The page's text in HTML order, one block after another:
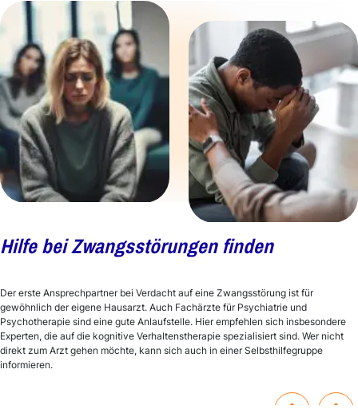
Hilfe bei Zwangsstörungen finden
Der erste Ansprechpartner bei Verdacht auf eine Zwangsstörung ist für
gewöhnlich der eigene Hausarzt. Auch Fachärzte für Psychiatrie und
Psychotherapie sind eine gute Anlaufstelle. Hier empfehlen sich insbesondere
Experten, die auf die kognitive Verhaltenstherapie spezialisiert sind. Wer nicht
direkt zum Arzt gehen möchte, kann sich auch in einer Selbsthilfegruppe
informieren.